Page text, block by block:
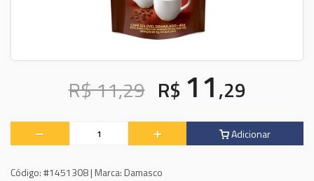
R$ 11,29 R$ 11,29
Adicionar
Código:#1451308 | Marca: Damasco